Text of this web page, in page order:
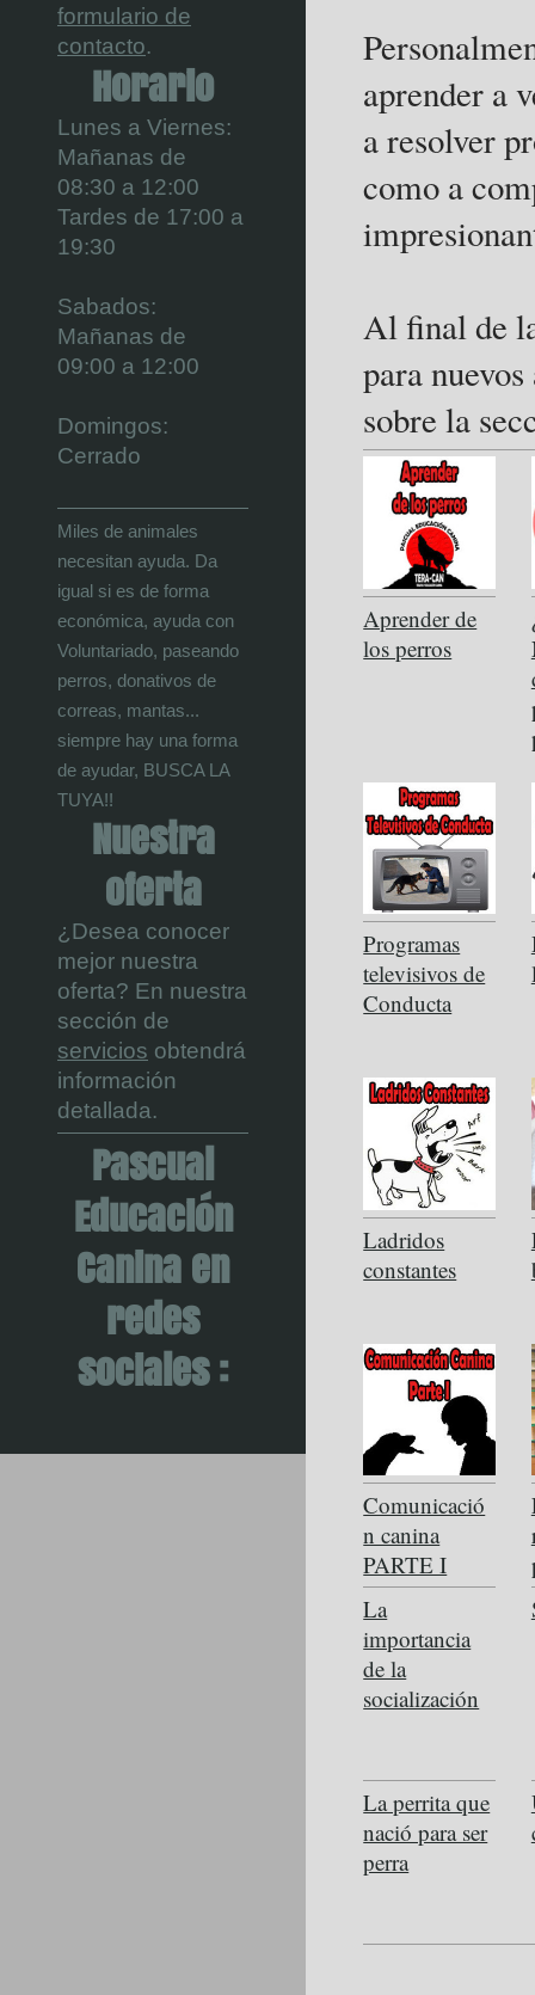
aprender a
a resolver
como a
Al final de
para
sobre la
Aprender de
los perros
Programas
televisivos de
Conducta
Ladridos
constantes
Comunicació
n canina
PARTE I
La
importancia
de la
socialización
La perrita que
nació para ser
perra
formulario de
contacto.
Horario
Lunes a Viernes:
Mañanas de
08:30 a 12:00
Tardes de 17:00 a
19:30
Sabados:
Mañanas de
09:00 a 12:00
Domingos:
Cerrado
Miles de animales
necesitan ayuda. Da
igual si es de forma
económica, ayuda con
Voluntariado, paseando
perros, donativos de
correas, mantas...
siempre hay una forma
de ayudar, BUSCA LA
TUYA!!
Nuestra
oferta
¿Desea conocer
mejor nuestra
oferta? En nuestra
sección de
servicios obtendrá
información
detallada.
Pascual
Educación
Canina en
redes
sociales :